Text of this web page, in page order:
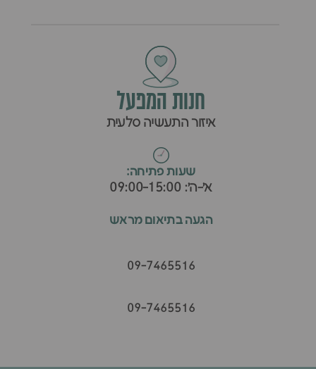
חנות המפעל
איזור התעשיה סלעית
שעות פתיחה:
א׳-ה׳: 09:00-15:00
הגעה בתיאום מראש
09-7465516
09-7465516